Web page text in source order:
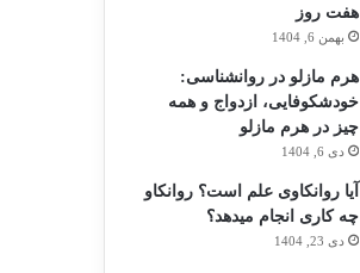
هفت روز
بهمن 6, 1404
هرم مازلو در روانشناسی:
خودشکوفایی، ازدواج و همه
چیز در هرم مازلو
دی 6, 1404
آیا روانکاوی علم است؟ روانکاو
چه کاری انجام میدهد؟
دی 23, 1404